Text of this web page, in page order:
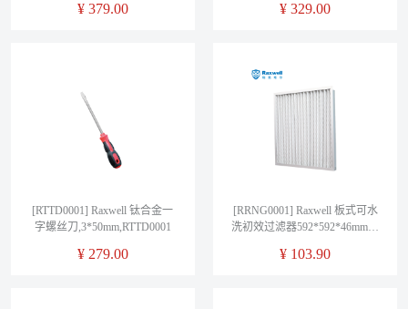
¥ 379.00 ¥329.00
[RTTD0001] Raxwell 钛合金一
字螺丝刀,3*50mm,RTTD0001
¥ 279.00
[RRNG0001] Raxwell 板式可水
洗初效过滤器592*592*46mm，
¥ 103.90